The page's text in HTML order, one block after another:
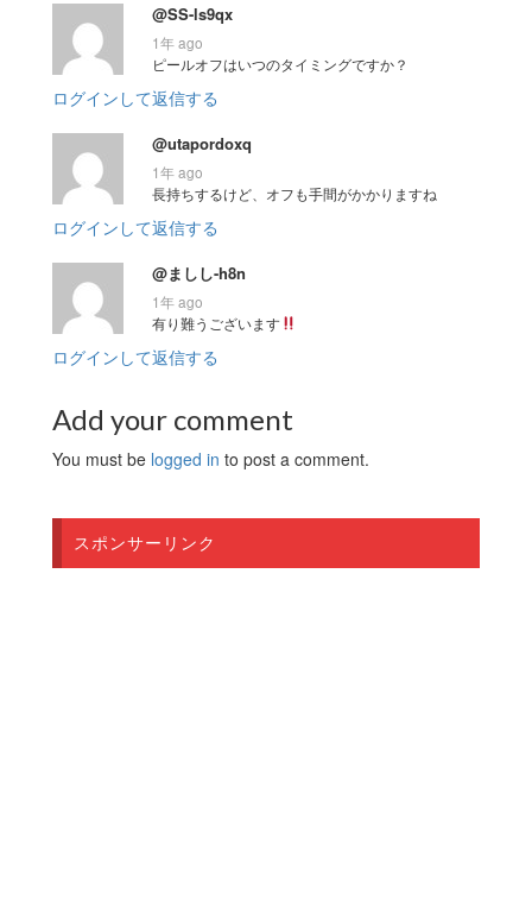
@SS-ls9qx
1年 ago
ピールオフはいつのタイミングですか？
ログインして返信する
@utapordoxq
1年 ago
長持ちするけど、オフも手間がかかりますね
ログインして返信する
@ましし-h8n
1年 ago
有り難うございます
ログインして返信する
Add your comment
You must be logged in to post a comment.
スポンサーリンク